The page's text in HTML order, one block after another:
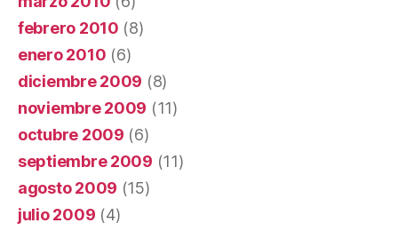
febrero 2010 (8)
enero 2010 (6)
diciembre 2009 (8)
noviembre 2009 (11)
octubre 2009 (6)
septiembre 2009 (11)
agosto 2009 (15)
julio 2009 (4)